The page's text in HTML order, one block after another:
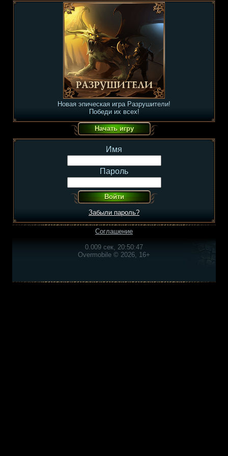
Новая эпическая игра Разрушители!
Победи их всех!
Имя
Пароль
Забыли пароль?
Соглашение
0.009 сек, 20:50:47
Overmobile © 2026, 16+